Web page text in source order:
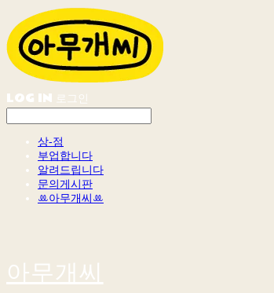
LOG IN 로그인
상-점
부업합니다
알려드립니다
문의게시판
ꔛ아무개씨ꔛ
아무개씨